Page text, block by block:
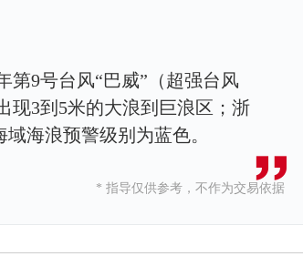
第9号台风“巴威”（超强台风
现3到5米的大浪到巨浪区；浙
海浪预警级别为蓝色。
* 指导仅供参考，不作为交易依据